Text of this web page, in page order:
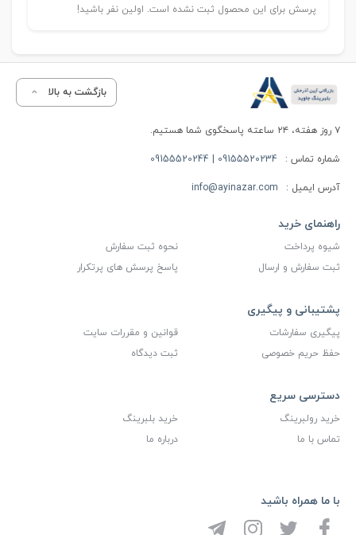
پرسش برای این محصول ثبت نشده است. اولین نفر باشید!
بازگشت به بالا
۷ روز هفته، ۲۴ ساعته پاسخگوی شما هستیم.
شماره تماس : 09155520234 | 09155520244
آدرس ایمیل : info@ayinazar.com
راهنمای خرید
شیوه پرداخت
نحوه ثبت سفارش
ثبت سفارش و ارسال
پاسخ پرسش های پرتکرار
پشتیبانی و پیگیری
پیگیری سفارشات
قوانین و مقررات سایت
حفظ حریم خصوصی
ثبت دیدگاه
دسترسی سریع
خرید رولبرینگ
خرید بلبرینگ
تماس با ما
درباره ما
با ما همراه باشید